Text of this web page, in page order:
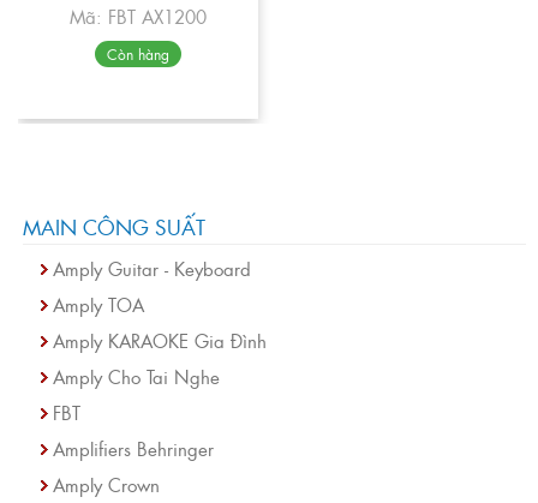
Mã: FBT AX1200
Còn hàng
MAIN CÔNG SUẤT
Amply Guitar - Keyboard
Amply TOA
Amply KARAOKE Gia Đình
Amply Cho Tai Nghe
FBT
Amplifiers Behringer
Amply Crown